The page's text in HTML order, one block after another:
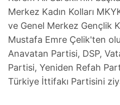
Merkez Kadın Kolları
ve Genel Merkez Gençlik
Mustafa Emre Çelik'ten
Anavatan Partisi, DSP,
Partisi, Yeniden Refah
Türkiye İttifakı Partisini